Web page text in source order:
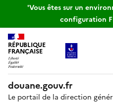
'Vous êtes sur un
configuration
RÉPUBLIQUE
FRANÇAISE
douane.gouv.fr
Le portail de la direction